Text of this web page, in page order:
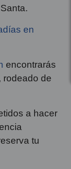
en
encontrarás
rodeado de
a hacer
tu